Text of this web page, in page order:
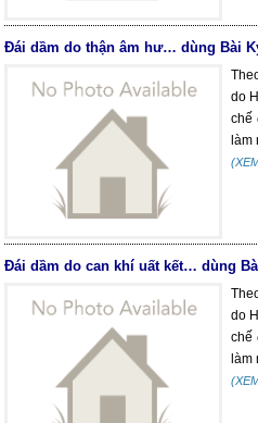
Đái dầm do thận âm hư… dùng Bài
do
chế
làm
Đái dầm do can khí uất kết… dùng
do
chế
làm